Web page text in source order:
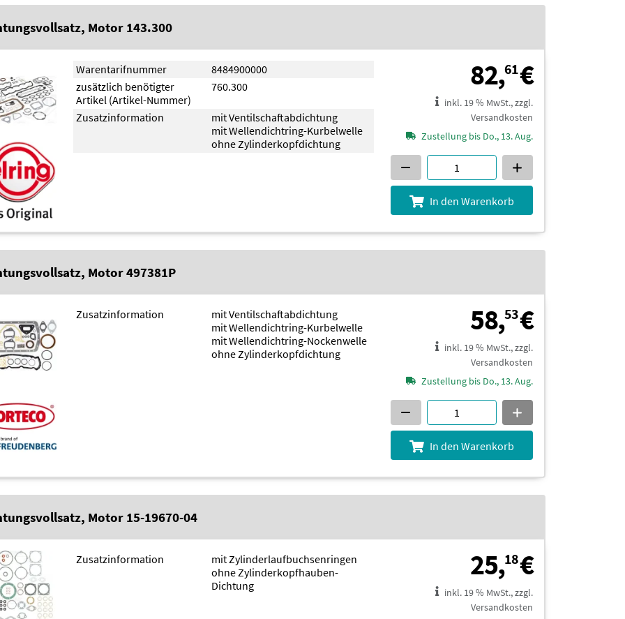
Motor 143.300
Warentarifnummer
8484900000
zusätzlich benötigter
Artikel (Artikel-Nummer)
760.300
Zusatzinformation
mit Ventilschaftabdichtung
mit Wellendichtring-Kurbelwelle
ohne Zylinderkopfdichtung
82,61€82,61 €
inkl. 19 % MwSt., zzgl.
Versandkosten
Zustellung bis Do., 13. Aug.
In den Warenkorb
Motor 497381P
Zusatzinformation
mit Ventilschaftabdichtung
mit Wellendichtring-Kurbelwelle
mit Wellendichtring-Nockenwelle
ohne Zylinderkopfdichtung
58,53€58,53 €
inkl. 19 % MwSt., zzgl.
Versandkosten
Zustellung bis Do., 13. Aug.
In den Warenkorb
Motor 15-19670-04
Zusatzinformation
mit Zylinderlaufbuchsenringen
ohne Zylinderkopfhauben-
Dichtung
25,18€25,18 €
inkl. 19 % MwSt., zzgl.
Versandkosten